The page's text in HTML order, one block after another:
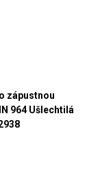
zápustnou
964 Ušlechtilá